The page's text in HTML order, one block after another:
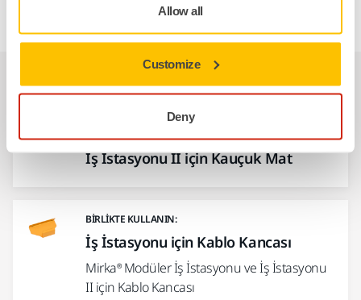
Allow all
Customize
Deny
İlgili ürünler
BIRLIKTE KULLANIN:
İş İstasyonu II için Kauçuk Mat
BIRLIKTE KULLANIN:
İş İstasyonu için Kablo Kancası
Mirka® Modüler İş İstasyonu ve İş İstasyonu
II için Kablo Kancası